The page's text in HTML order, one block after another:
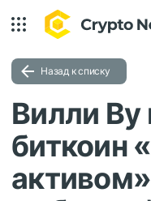
Назад к списку
Вилли Ву
биткоин
активом»